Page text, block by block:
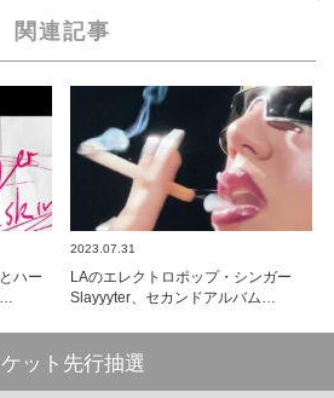
関連記事
ハー
…
2023.07.31
LAのエレクトロポップ・シンガー
Slayyyter、セカンドアルバム…
ット先行抽選